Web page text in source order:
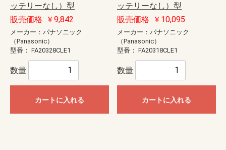
ッテリーなし）型
販売価格: ￥9,842
メーカー：パナソニック
（Panasonic）
型番： FA20328CLE1
数量
カートに入れる
ッテリーなし）型
販売価格: ￥10,095
メーカー：パナソニック
（Panasonic）
型番： FA20318CLE1
数量
カートに入れる